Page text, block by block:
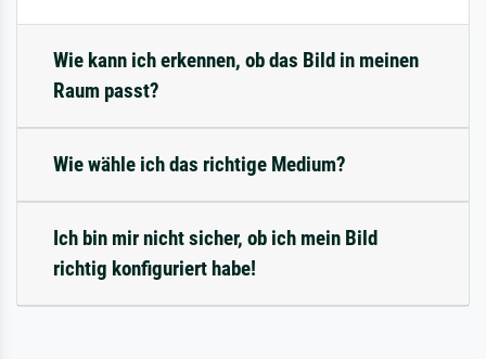
Wie kann ich erkennen, ob das Bild in meinen
Raum passt?
Wie wähle ich das richtige Medium?
Ich bin mir nicht sicher, ob ich mein Bild
richtig konfiguriert habe!